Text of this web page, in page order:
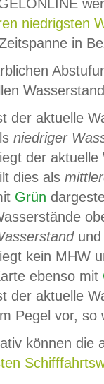
niedrigsten
in
der aktuelle
niedriger
der
dies als
Grün
und
kein MHW
ebenso mit
der aktuelle
Pegel vor,
können die